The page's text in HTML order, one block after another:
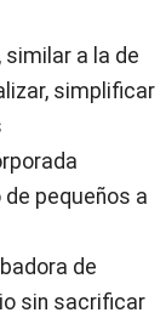
a la de
simplificar
pequeños a
de
sin sacrificar